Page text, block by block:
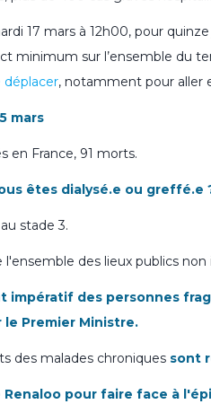
17 mars à 12h00, pour
minimum sur l’ensemble du
déplacer, notamment pour aller
mars
en France, 91 morts.
êtes dialysé.e ou greffé.e
stade 3.
des lieux publics
impératif des personnes
le Premier Ministre.
des malades chroniques sont
Renaloo pour faire face à